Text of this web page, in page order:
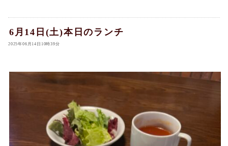
6月14日(土)本日のランチ
2025年06月14日10時39分